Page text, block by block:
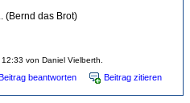
(Bernd das Brot)
von Daniel Vielberth.
beantworten Beitrag zitieren